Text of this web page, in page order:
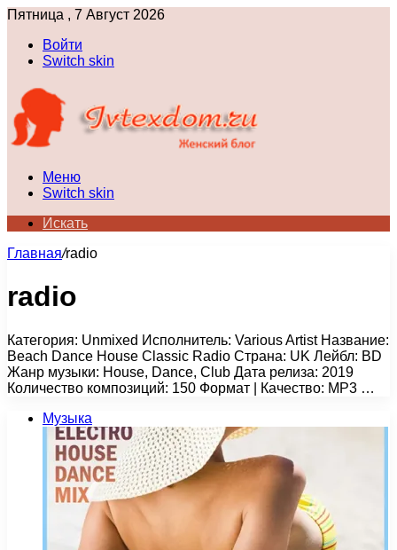
Пятница , 7 Август 2026
Войти
Switch skin
Меню
Switch skin
Искать
Главная/radio
radio
Категория: Unmixed Исполнитель: Various Artist Название:
Beach Dance House Classic Radio Страна: UK Лейбл: BD
Жанр музыки: House, Dance, Club Дата релиза: 2019
Количество композиций: 150 Формат | Качество: MP3 …
Музыка